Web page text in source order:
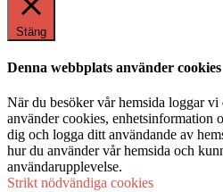
Stäng
Denna webbplats använder cookies
När du besöker vår hemsida loggar
använder cookies, enhetsinformation
dig och logga ditt användande av
hur du använder vår hemsida och
användarupplevelse.
Strikt nödvändiga cookies